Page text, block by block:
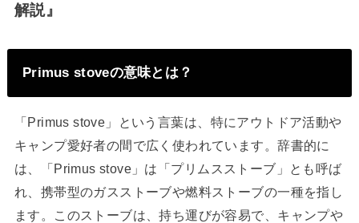
解説』
Primus stoveの意味とは？
「Primus stove」という言葉は、特にアウトドア活動や
キャンプ愛好者の間で広く使われています。辞書的に
は、「Primus stove」は「プリムスストーブ」とも呼ば
れ、携帯型のガスストーブや燃料ストーブの一種を指し
ます。このストーブは、持ち運びが容易で、キャンプや